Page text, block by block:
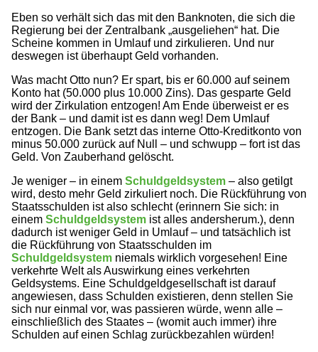
Eben so verhält sich das mit den Banknoten, die sich die
Regierung bei der Zentralbank „ausgeliehen“ hat. Die
Scheine kommen in Umlauf und zirkulieren. Und nur
deswegen ist überhaupt Geld vorhanden.
Was macht Otto nun? Er spart, bis er 60.000 auf seinem
Konto hat (50.000 plus 10.000 Zins). Das gesparte Geld
wird der Zirkulation entzogen! Am Ende überweist er es
der Bank – und damit ist es dann weg! Dem Umlauf
entzogen. Die Bank setzt das interne Otto-Kreditkonto von
minus 50.000 zurück auf Null – und schwupp – fort ist das
Geld. Von Zauberhand gelöscht.
Je weniger – in einem Schuldgeldsystem – also getilgt
wird, desto mehr Geld zirkuliert noch. Die Rückführung von
Staatsschulden ist also schlecht (erinnern Sie sich: in
einem Schuldgeldsystem ist alles andersherum.), denn
dadurch ist weniger Geld in Umlauf – und tatsächlich ist
die Rückführung von Staatsschulden im
Schuldgeldsystem niemals wirklich vorgesehen! Eine
verkehrte Welt als Auswirkung eines verkehrten
Geldsystems. Eine Schuldgeldgesellschaft ist darauf
angewiesen, dass Schulden existieren, denn stellen Sie
sich nur einmal vor, was passieren würde, wenn alle –
einschließlich des Staates – (womit auch immer) ihre
Schulden auf einen Schlag zurückbezahlen würden!